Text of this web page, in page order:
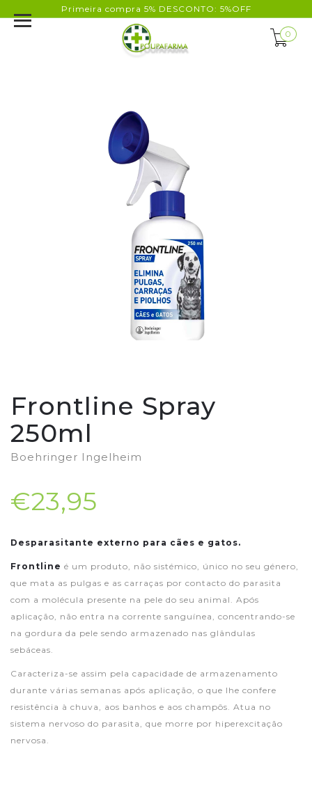
Primeira compra 5% DESCONTO: 5%OFF
0
Frontline Spray
250ml
Boehringer Ingelheim
€23,95
Desparasitante externo para cães e gatos.
Frontline é um produto, não sistémico, único no seu género,
que mata as pulgas e as carraças por contacto do parasita
com a molécula presente na pele do seu animal. Após
aplicação, não entra na corrente sanguínea, concentrando-se
na gordura da pele sendo armazenado nas glândulas
sebáceas.
Caracteriza-se assim pela capacidade de armazenamento
durante várias semanas após aplicação, o que lhe confere
resistência à chuva, aos banhos e aos champôs. Atua no
sistema nervoso do parasita, que morre por hiperexcitação
nervosa.